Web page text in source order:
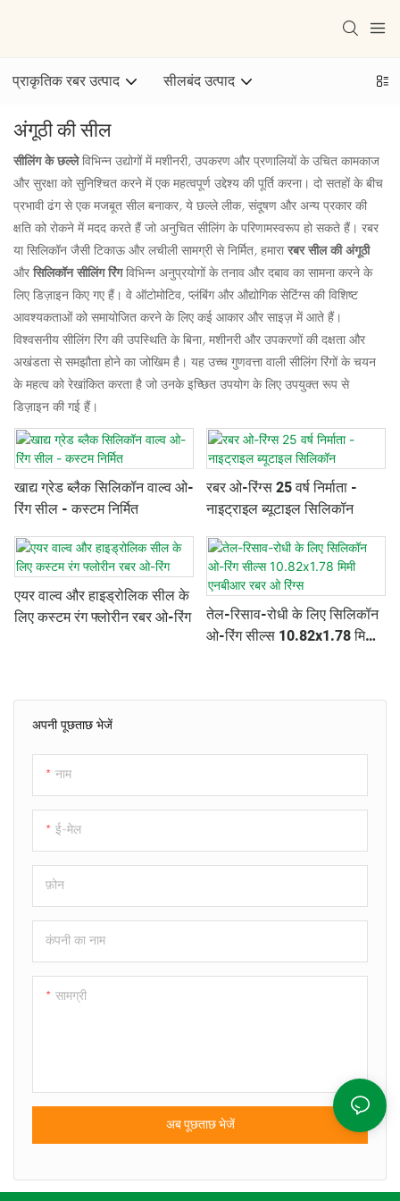
प्राकृतिक रबर उत्पाद सीलबंद उत्पाद
अंगूठी की सील
सीलिंग के छल्लेविभिन्न उद्योगों में मशीनरी, उपकरण और प्रणालियों के उचित कामकाज
और सुरक्षा को सुनिश्चित करने में एक महत्वपूर्ण उद्देश्य की पूर्ति करना। दो सतहों के बीच
प्रभावी ढंग से एक मजबूत सील बनाकर, ये छल्ले लीक, संदूषण और अन्य प्रकार की
क्षति को रोकने में मदद करते हैं जो अनुचित सीलिंग के परिणामस्वरूप हो सकते हैं। रबर
या सिलिकॉन जैसी टिकाऊ और लचीली सामग्री से निर्मित, हमारारबर सील की अंगूठी
और सिलिकॉन सीलिंग रिंगविभिन्न अनुप्रयोगों के तनाव और दबाव का सामना करने के
लिए डिज़ाइन किए गए हैं। वे ऑटोमोटिव, प्लंबिंग और औद्योगिक सेटिंग्स की विशिष्ट
आवश्यकताओं को समायोजित करने के लिए कई आकार और साइज़ में आते हैं।
विश्वसनीय सीलिंग रिंग की उपस्थिति के बिना, मशीनरी और उपकरणों की दक्षता और
अखंडता से समझौता होने का जोखिम है। यह उच्च गुणवत्ता वाली सीलिंग रिंगों के चयन
के महत्व को रेखांकित करता है जो उनके इच्छित उपयोग के लिए उपयुक्त रूप से
डिज़ाइन की गई हैं।
अपनी पूछताछ भेजें
नाम
ई-मेल
फ़ोन
कंपनी का नाम
सामग्री
अब पूछताछ भेजें
खाद्य ग्रेड ब्लैक सिलिकॉन वाल्व ओ-
रिंग सील - कस्टम निर्मित
रबर ओ-रिंग्स 25 वर्ष निर्माता -
नाइट्राइल ब्यूटाइल सिलिकॉन
एयर वाल्व और हाइड्रोलिक सील के
लिए कस्टम रंग फ्लोरीन रबर ओ-रिंग
तेल-रिसाव-रोधी के लिए सिलिकॉन
ओ-रिंग सील्स 10.82x1.78 मिमी